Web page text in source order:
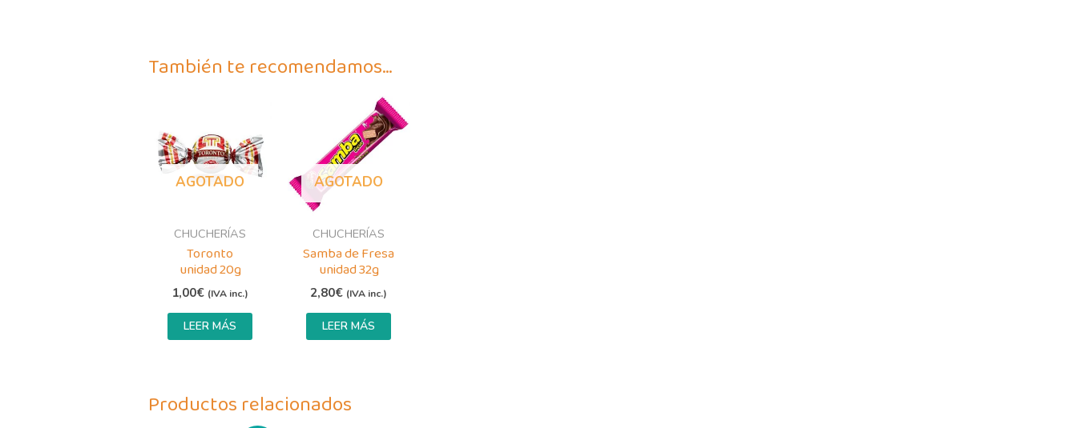
También te recomendamos…
AGOTADO
CHUCHERÍAS
Toronto
unidad 20g
1,00€ (IVA inc.)
LEER MÁS
AGOTADO
CHUCHERÍAS
Samba de Fresa
unidad 32g
2,80€ (IVA inc.)
LEER MÁS
Productos relacionados